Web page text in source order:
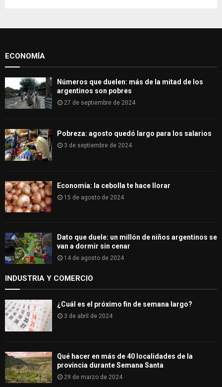
o
H
ECONOMÍA
Números que duelen: más de la mitad de los
argentinos son pobres
27 de septiembre de 2024
Pobreza: agosto quedó largo para los salarios
3 de septiembre de 2024
Economía: la cebolla te hace llorar
15 de agosto de 2024
Dato que duele: un millón de niños argentinos se
van a dormir sin cenar
14 de agosto de 2024
INDUSTRIA Y COMERCIO
¿Cuál es el próximo fin de semana largo?
3 de abril de 2024
Qué hacer en más de 40 localidades de la
provincia durante Semana Santa
29 de marzo de 2024